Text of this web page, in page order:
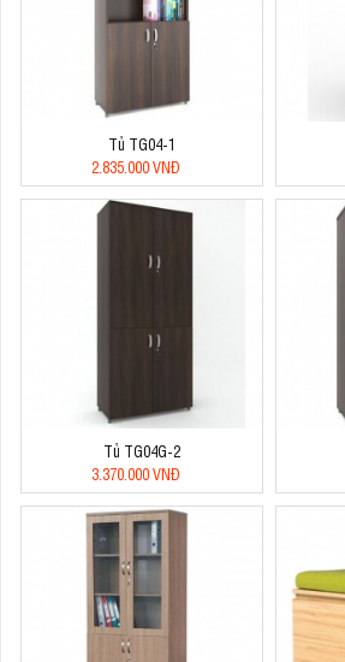
Tủ TG04-1
2.835.000 VNĐ
Tủ TG04G-2
3.370.000 VNĐ